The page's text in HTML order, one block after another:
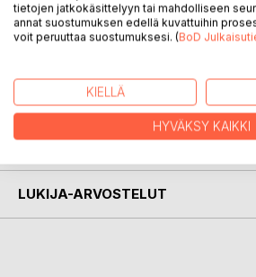
Heinolan ja varmasti yhtä lailla jokaisen
vellova tunnemyllerrys dramaattisen
keskellä.
KIRJAILIJA
LEHDISTÖARVOSTELUT
LUKIJA-ARVOSTELUT
tietojen jatkokäsittelyyn tai mahdolliseen
annat suostumuksen edellä kuvattuihin
voit peruuttaa suostumuksesi. (BoD
KIELLÄ
HYVÄKSY KAIKKI